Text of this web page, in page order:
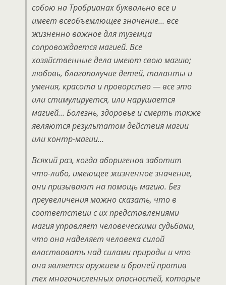
собою на Тробрианах буквально все и
имеет всеобъемлющее значение… все
жизненно важное для туземца
сопровождается магией. Все
хозяйственные дела имеют свою магию;
любовь, благополучие детей, таланты и
умения, красота и проворство — все это
или стимулируется, или нарушается
магией… Болезнь, здоровье и смерть также
являются результатом действия магии
или контр-магии…
Всякий раз, когда аборигенов заботит
что-либо, имеющее жизненное значение,
они призывают на помощь магию. Без
преувеличения можно сказать, что в
соответствии с их представлениями
магия управляет человеческими судьбами,
что она наделяет человека силой
властвовать над силами природы и что
она является оружием и броней против
тех многочисленных опасностей, которые